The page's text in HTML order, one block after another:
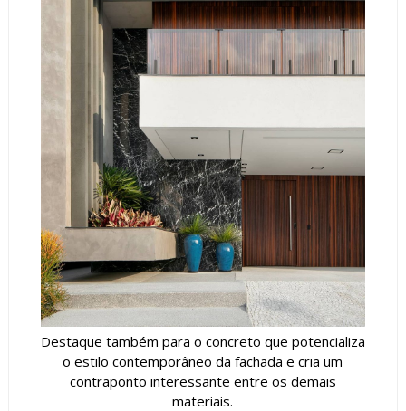
Destaque também para o concreto que potencializa
o estilo contemporâneo da fachada e cria um
contraponto interessante entre os demais
materiais.